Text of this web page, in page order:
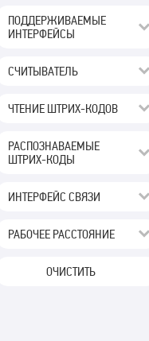
ПОДДЕРЖИВАЕМЫЕ
ИНТЕРФЕЙСЫ
СЧИТЫВАТЕЛЬ
ЧТЕНИЕ ШТРИХ-КОДОВ
РАСПОЗНАВАЕМЫЕ
ШТРИХ-КОДЫ
ИНТЕРФЕЙС СВЯЗИ
РАБОЧЕЕ РАССТОЯНИЕ
ОЧИСТИТЬ